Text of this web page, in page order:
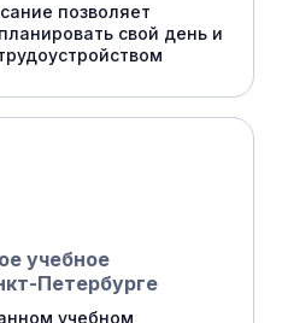
позволяет
свой день и
учебное
Петербурге
учебном